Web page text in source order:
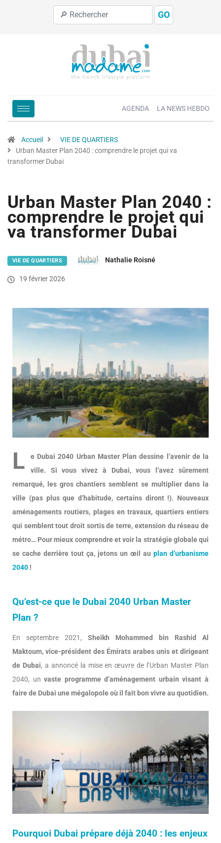
GO
AGENDA LA NEWS HEBDO
Accueil
VIE DE QUARTIERS
Urban Master Plan 2040 : comprendre le projet qui va
transformer Dubai
Urban Master Plan 2040 :
comprendre le projet qui
va transformer Dubai
VIE DE QUARTIERS Nathalie Roisné
19 février 2026
L
e Dubai 2040 Urban Master Plan dessine l’avenir de la
ville. Si vous vivez à Dubai, vous l’avez sûrement
remarqué, les gros chantiers semblent se multiplier dans la
ville (pas plus que d’habitude, certains diront !). Nouveaux
aménagements routiers, plages en travaux, quartiers entiers
qui semblent tout droit sortis de terre, extension du réseau de
métro… Pour mieux comprendre et voir la stratégie globale qui
se cache derrière tout ça, jetons un œil au plan d’urbanisme
2040 !
Qu’est-ce que le Dubai 2040 Urban Master
Plan ?
En septembre 2021, Sheikh Mohammed bin Rashid Al
Maktoum, vice-président des Émirats arabes unis et dirigeant
de Dubai, a annoncé la mise en œuvre de l’Urban Master Plan
2040, unvaste programme d’aménagement urbain visant à
faire de Dubai une mégalopole où il fait bon vivre au quotidien.
Pourquoi Dubai prépare déjà 2040 : les enjeux